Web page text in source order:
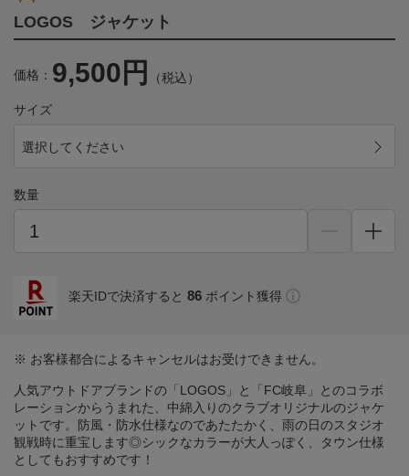
LOGOS ジャケット
価格： 9,500円 （税込）
サイズ
選択してください
数量
楽天IDで決済すると 86 ポイント獲得
※ お客様都合によるキャンセルはお受けできません。
人気アウトドアブランドの「LOGOS」と「FC岐阜」とのコラボ
レーションからうまれた、中綿入りのクラブオリジナルのジャケ
ットです。防風・防水仕様なのであたたかく、雨の日のスタジオ
観戦時に重宝します◎シックなカラーが大人っぽく、タウン仕様
としてもおすすめです！